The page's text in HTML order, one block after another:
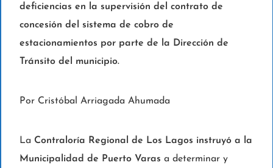
deficiencias en la supervisión del contrato de
concesión del sistema de cobro de
estacionamientos por parte de la Dirección de
Tránsito del municipio.
Por Cristóbal Arriagada Ahumada
La Contraloría Regional de Los Lagos instruyó a la
Municipalidad de Puerto Varas a determinar y